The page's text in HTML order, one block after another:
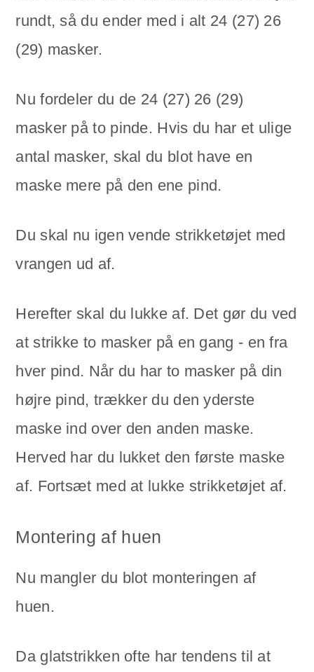
rundt, så du ender med i alt 24 (27) 26
(29) masker.
Nu fordeler du de 24 (27) 26 (29)
masker på to pinde. Hvis du har et ulige
antal masker, skal du blot have en
maske mere på den ene pind.
Du skal nu igen vende strikketøjet med
vrangen ud af.
Herefter skal du lukke af. Det gør du ved
at strikke to masker på en gang - en fra
hver pind. Når du har to masker på din
højre pind, trækker du den yderste
maske ind over den anden maske.
Herved har du lukket den første maske
af. Fortsæt med at lukke strikketøjet af.
Montering af huen
Nu mangler du blot monteringen af
huen.
Da glatstrikken ofte har tendens til at